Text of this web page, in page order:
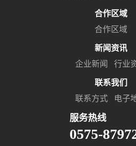
合作区域
合作区域
新闻资讯
企业新闻
行业
联系我们
联系方式
电子
服务热线
0575-